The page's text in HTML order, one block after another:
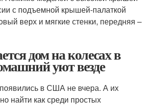
с подъемной крышей-палаткой
верх и мягкие стенки, передняя –
дом на колесах в
уют везде
в США не вчера. А их
найти как среди простых